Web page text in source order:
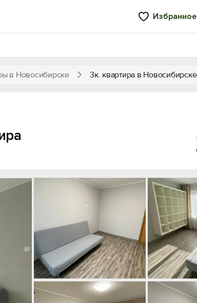
Избранное
в Новосибирске 3к. квартира в Новосибирске